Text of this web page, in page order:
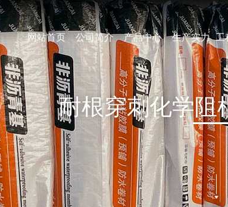
网站首页 公司简介 产品中心 生产实力 工
耐根穿刺化学阻